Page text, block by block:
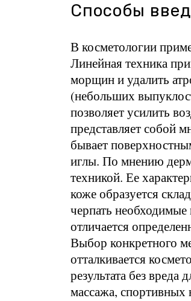
Способы
В косметологии
Линейная техника
морщин и удалить
(небольших
позволяет усилить
представляет собой
бывает
иглы. По мнению
техникой. Ее
коже образуется
черпать
отличается
Выбор конкретного
отталкивается
результата без вреда
массажа, спортивных